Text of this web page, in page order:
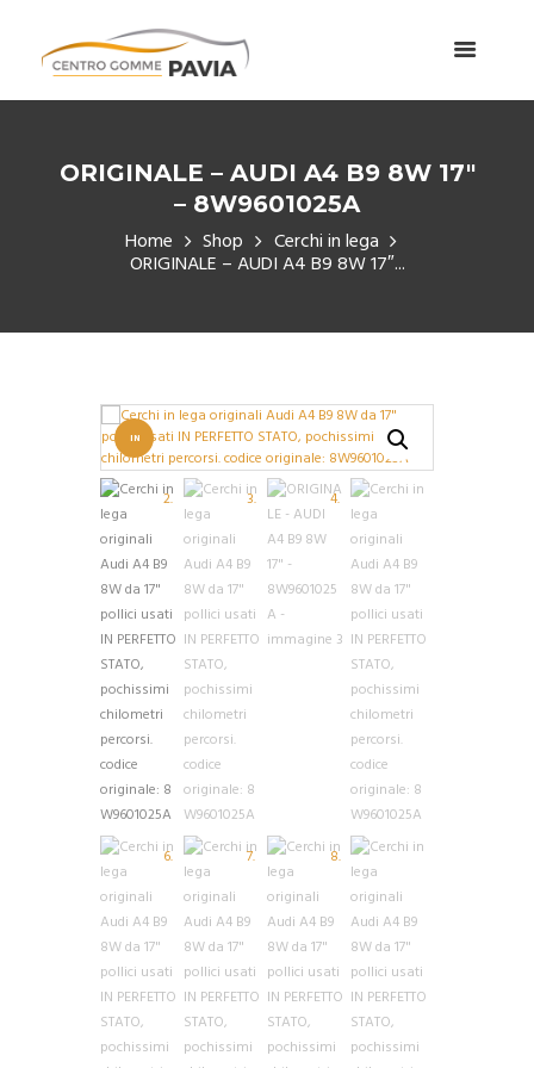
ORIGINALE – AUDI A4 B9 8W 17″
– 8W9601025A
Home Shop Cerchi in lega
ORIGINALE – AUDI A4 B9 8W 17″...
IN
OFFERT